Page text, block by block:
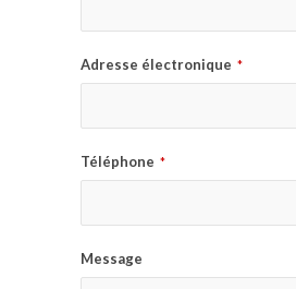
Adresse électronique *
Téléphone *
Message